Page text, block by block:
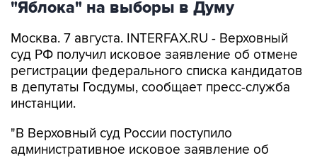
Москва. 7 августа. INTERFAX.RU - Верховный
регистрации федерального списка кандидатов
в депутаты Госдумы, сообщает пресс-служба
инстанции.
"В Верховный суд России поступило
отмене регистрации федерального списка
кандидатов в депутаты Государственной думы